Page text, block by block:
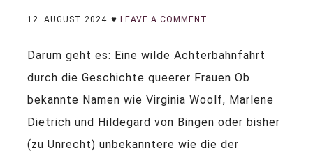
12. AUGUST 2024 LEAVE A COMMENT
Darum geht es: Eine wilde Achterbahnfahrt
durch die Geschichte queerer Frauen Ob
bekannte Namen wie Virginia Woolf, Marlene
Dietrich und Hildegard von Bingen oder bisher
(zu Unrecht) unbekanntere wie die der